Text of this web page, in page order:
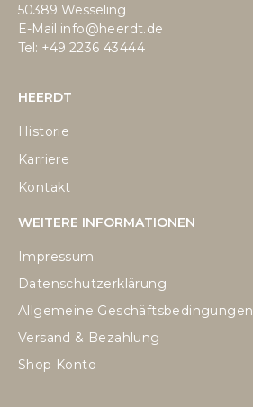
50389 Wesseling
E-Mail info@heerdt.de
Tel: +49 2236 43444
HEERDT
Historie
Karriere
Kontakt
WEITERE INFORMATIONEN
Impressum
Datenschutzerklärung
Allgemeine Geschäftsbedingungen
Versand & Bezahlung
Shop Konto